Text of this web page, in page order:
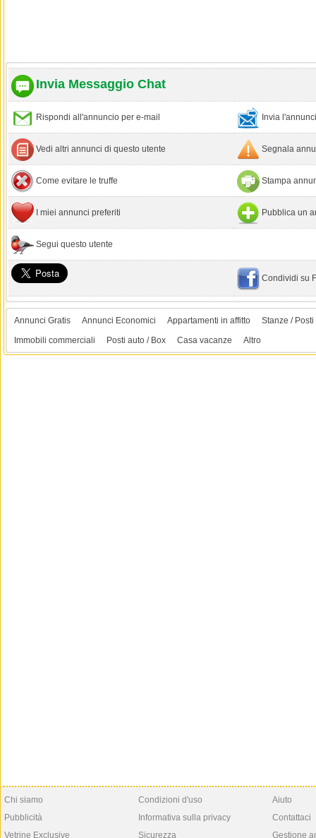
Invia Messaggio Chat
Rispondi all'annuncio per e-mail Invia
Vedi altri annunci di questo utente Segnala
Come evitare le truffe Stampa
I miei annunci preferiti Pubblica un
Segui questo utente
Condividi su
Annunci Gratis Annunci Economici Appartamenti in affitto
Stanze / Posti
Immobili commerciali
Posti auto / Box Casa vacanze Altro
Chi siamo
Pubblicità
Vetrine Exclusive
Condizioni d'uso
Informativa sulla privacy
Sicurezza
Aiuto
Contattaci
Gestione